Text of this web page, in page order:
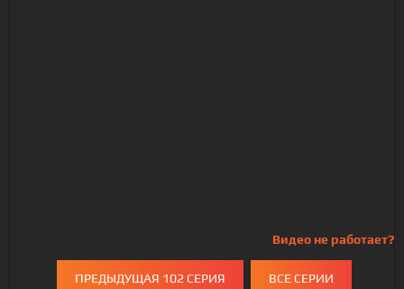
Видео не работает?
ПРЕДЫДУЩАЯ 102 СЕРИЯ ВСЕ СЕРИИ